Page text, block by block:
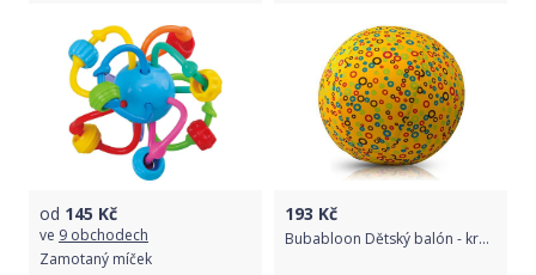
od 145 Kč
ve 9 obchodech
Zamotaný míček
193 Kč
Bubabloon Dětský balón - kroužky žlutý